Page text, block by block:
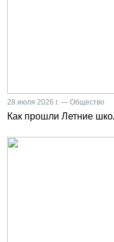
28 июля 2026 г. — Общество
Как прошли Летние